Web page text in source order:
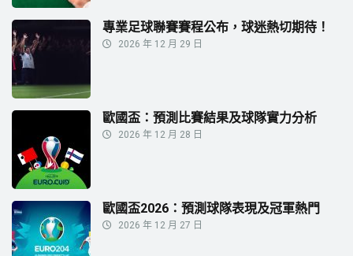
專業足球聯賽賽程公布，球迷熱切期待！
2026 年 12 月 29 日
歐國盃：預測比賽結果及球隊實力分析
2026 年 12 月 28 日
歐國盃2026：預測球隊表現及冠軍熱門
2026 年 12 月 27 日